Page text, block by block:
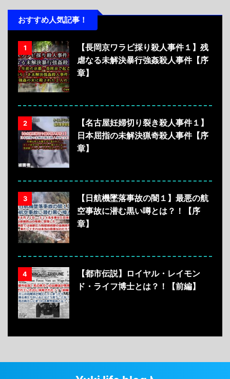
おすすめ人気記事！
1
【長岡京ワラビ採り殺人事件１】残
虐なる未解決暴行強姦殺人事件【序
章】
2
【名古屋妊婦切り裂き殺人事件１】
日本屈指の未解決猟奇殺人事件【序
章】
3
【日航機墜落事故の闇１】最悪の航
空事故に潜む黒い噂とは？！【序
章】
4
【都市伝説】ロイヤル・レイモン
ド・ライフ博士とは？！【前編】